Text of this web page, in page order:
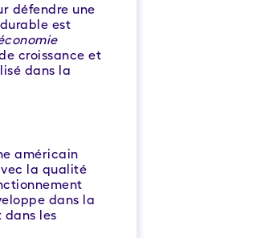
défendre une
est
croissance et
dans la
américain
la qualité
dans la
les